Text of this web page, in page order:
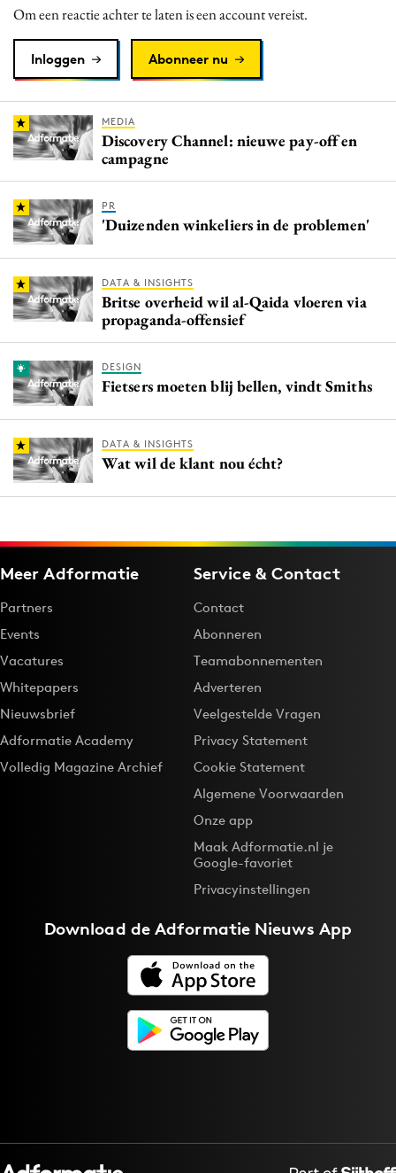
Om een reactie achter te laten is een account vereist.
Inloggen Abonneer nu
MEDIA
Discovery Channel: nieuwe pay-off en
campagne
PR
'Duizenden winkeliers in de problemen'
DATA & INSIGHTS
Britse overheid wil al-Qaida vloeren via
propaganda-offensief
DESIGN
Fietsers moeten blij bellen, vindt Smiths
DATA & INSIGHTS
Wat wil de klant nou écht?
Meer Adformatie
Partners
Events
Vacatures
Whitepapers
Nieuwsbrief
Adformatie Academy
Volledig Magazine Archief
Service & Contact
Contact
Abonneren
Teamabonnementen
Adverteren
Veelgestelde Vragen
Privacy Statement
Cookie Statement
Algemene Voorwaarden
Onze app
Maak Adformatie.nl je
Google-favoriet
Privacyinstellingen
Download deAdformatie Nieuws App